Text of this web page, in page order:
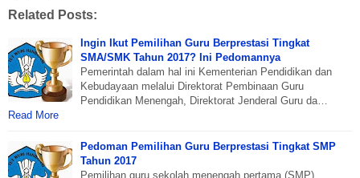
Related Posts:
Ingin Ikut Pemilihan Guru Berprestasi Tingkat
SMA/SMK Tahun 2017? Ini Pedomannya
Pemerintah dalam hal ini Kementerian Pendidikan dan
Kebudayaan melalui Direktorat Pembinaan Guru
Pendidikan Menengah, Direktorat Jenderal Guru da…
Read More
Pedoman Pemilihan Guru Berprestasi Tingkat SMP
Tahun 2017
Pemilihan guru sekolah menengah pertama (SMP)